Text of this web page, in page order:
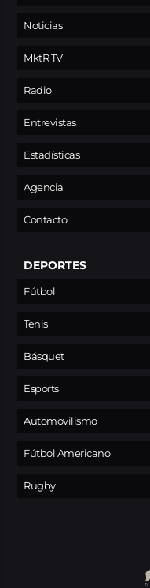
Noticias
MktR TV
Radio
Entrevistas
Estadísticas
Agencia
Contacto
DEPORTES
Fútbol
Tenis
Básquet
Esports
Automovilismo
Fútbol Americano
Rugby